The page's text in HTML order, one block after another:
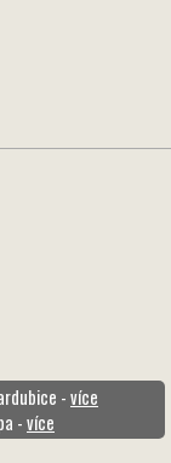
-více
-více